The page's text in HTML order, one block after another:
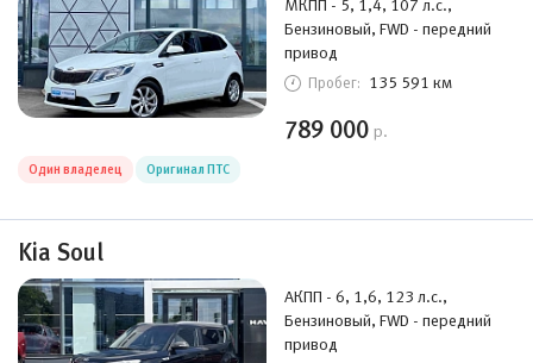
МКПП - 5, 1,4, 107 л.с.,
Бензиновый, FWD - передний
привод
Пробег: 135 591 км
789 000 р.
Один владелец Оригинал ПТС
Kia Soul
АКПП - 6, 1,6, 123 л.с.,
Бензиновый, FWD - передний
привод